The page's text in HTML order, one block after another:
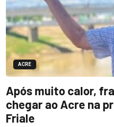
ACRE
Após muito calor,
chegar ao Acre na
Friale